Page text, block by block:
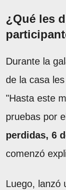
¿Qué les
Durante la
de la casa
"Hasta este
pruebas por
perdidas, 6
comenzó
Luego, lanzó